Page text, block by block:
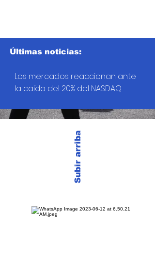
Subir arriba
Últimas noticias:
Los mercados reaccionan ante
la caída del 20% del NASDAQ